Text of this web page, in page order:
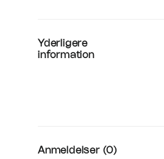
Yderligere
information
Anmeldelser (0)